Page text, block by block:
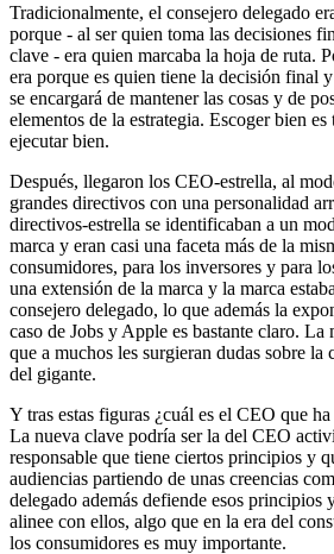
Tradicionalmente, el consejero delegado
porque - al ser quien toma las decisiones
clave - era quien marcaba la hoja de ruta.
era porque es quien tiene la decisión final
se encargará de mantener las cosas y de
elementos de la estrategia. Escoger bien
ejecutar bien.
Después, llegaron los CEO-estrella, al
grandes directivos con una personalidad
directivos-estrella se identificaban a un
marca y eran casi una faceta más de la
consumidores, para los inversores y para
una extensión de la marca y la marca
consejero delegado, lo que además la
caso de Jobs y Apple es bastante claro.
que a muchos les surgieran dudas sobre la
del gigante.
Y tras estas figuras ¿cuál es el CEO que
La nueva clave podría ser la del CEO
responsable que tiene ciertos principios y
audiencias partiendo de unas creencias
delegado además defiende esos principios
alinee con ellos, algo que en la era del
los consumidores es muy importante.